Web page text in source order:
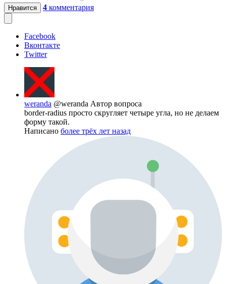
Нравится 4 комментария
Facebook
Вконтакте
Twitter
weranda @weranda Автор вопроса
border-radius просто скругляет четыре угла, но не делаем
форму такой.
Написано более трёх лет назад